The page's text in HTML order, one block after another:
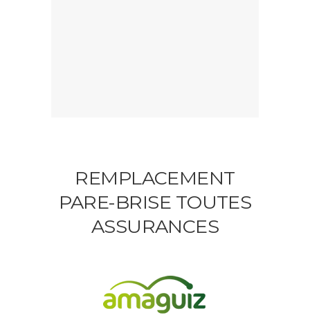
REMPLACEMENT
PARE-BRISE TOUTES
ASSURANCES